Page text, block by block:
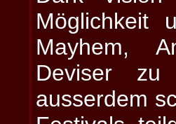
Möglichkeit
Mayhem,
Deviser
ausserdem